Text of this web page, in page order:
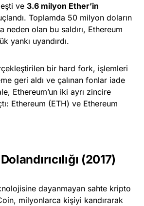
ve 3.6 milyon Ether’in
Toplamda 50 milyon doların
neden olan bu saldırı, Ethereum
yankı uyandırdı.
bir hard fork, işlemleri
geri aldı ve çalınan fonlar iade
Ethereum’un iki ayrı zincire
Ethereum (ETH) ve Ethereum
(2017)
dayanmayan sahte kripto
milyonlarca kişiyi kandırarak